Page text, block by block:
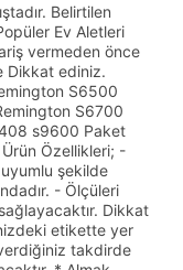
Belirtilen
Ev Aletleri
vermeden önce
Dikkat ediniz.
S6500
S6700
s9600 Paket
Özellikleri; -
şekilde
- Ölçüleri
Dikkat
etikette yer
takdirde